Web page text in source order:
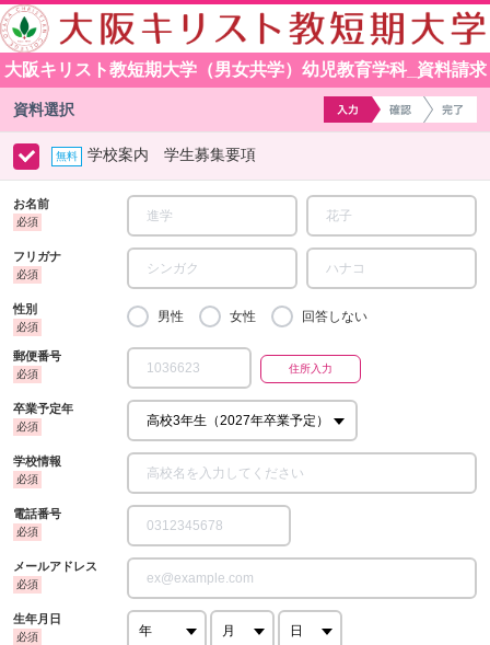
大阪キリスト教短期大学（男女共学）幼児教育学科_資料請求
資料選択
学校案内 学生募集要項
お名前
フリガナ
性別 男性 女性 回答しない
郵便番号
卒業予定年
学校情報
電話番号
メールアドレス
生年月日